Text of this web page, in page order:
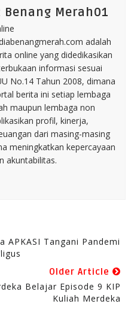
Benang Merah01
adalah
online yang didedikasikan
informasi sesuai
No.14 Tahun 2008, dimana
berita ini setiap lembaga
maupun lembaga non
profil, kinerja,
dari masing-masing
meningkatkan kepercayaan
akuntabilitas.
APKASI Tangani Pandemi
Older Article
Belajar Episode 9 KIP
Kuliah Merdeka